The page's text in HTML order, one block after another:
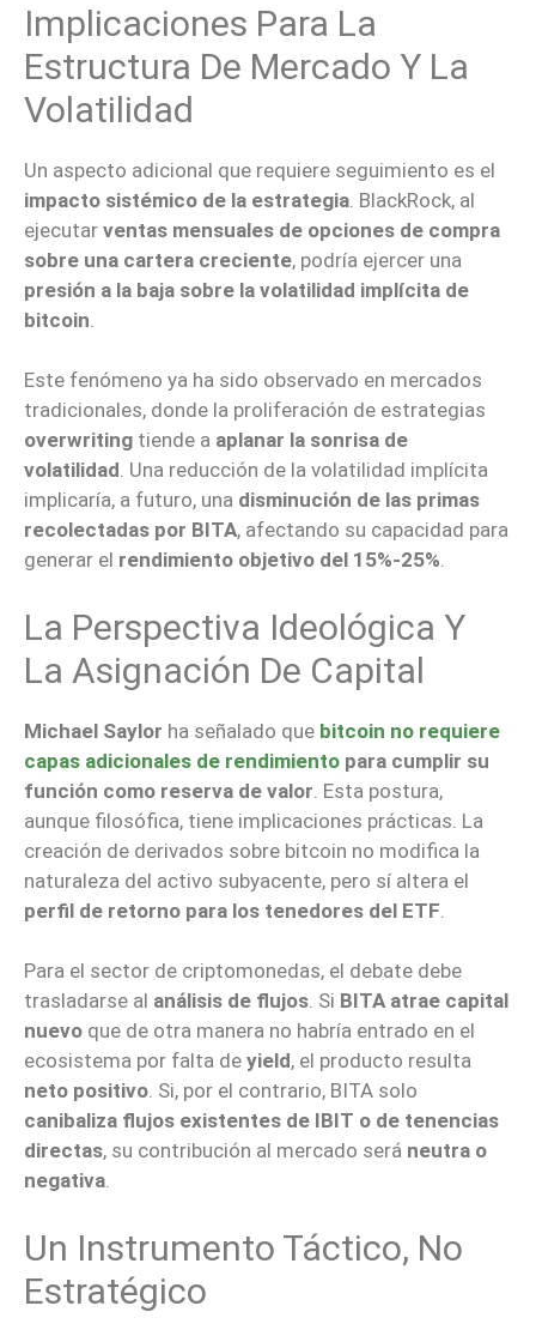
Implicaciones Para La
Estructura De Mercado Y La
Volatilidad
Un aspecto adicional que requiere seguimiento es el
impacto sistémico de la estrategia . BlackRock, al
ejecutar ventas mensuales de opciones de compra
sobre una cartera creciente, podría ejercer una
presión a la baja sobre la volatilidad implícita de
bitcoin
Este fenómeno ya ha sido observado en mercados
tradicionales, donde la proliferación de estrategias
overwriting tiende a aplanar la sonrisa de
volatilidad. Una reducción de la volatilidad implícita
implicaría, a futuro, una disminución de las primas
recolectadas por BITA, afectando su capacidad para
generar el rendimiento objetivo del 15%-25%.
La Perspectiva Ideológica Y
La Asignación De Capital
Michael Saylor ha señalado que bitcoin no requiere
capas adicionales de rendimiento para cumplir su
función como reserva de valor . Esta postura,
aunque filosófica, tiene implicaciones prácticas. La
creación de derivados sobre bitcoin no modifica la
naturaleza del activo subyacente, pero sí altera el
perfil de retorno para los tenedores del ETF
Para el sector de criptomonedas, el debate debe
trasladarse al análisis de flujos. Si BITA atrae capital
nuevo que de otra manera no habría entrado en el
ecosistema por falta de yield, el producto resulta
neto positivo. Si, por el contrario, BITA solo
canibaliza flujos existentes de IBIT o de tenencias
directas, su contribución al mercado será neutra o
negativa.
Un Instrumento Táctico, No
Estratégico